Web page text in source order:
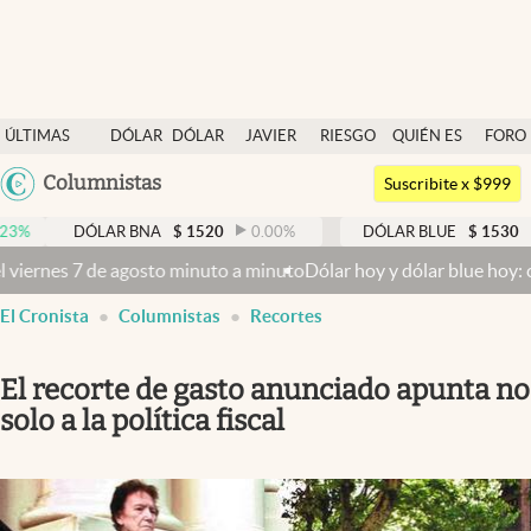
ÚLTIMAS
NOTICIAS
DÓLAR
DÓLAR
JAVIER
RIESGO
QUIÉN ES
QUIÉN
FORO
Argentina
México
Columnistas
Dólar
Members
Economía y Política
Finanzas y Mercados
Mercados Online
Columnistas
Apertura
Suscribite x $999
DÓLAR BNA $ 1520 0.00% DÓLAR BLUE $ 1530 -0.65
de agosto minuto a minutoDólar hoy y dólar blue hoy: cuál es
El Cronista Columnistas Recortes
El recorte de gasto anunciado apunta no
solo a la política fiscal